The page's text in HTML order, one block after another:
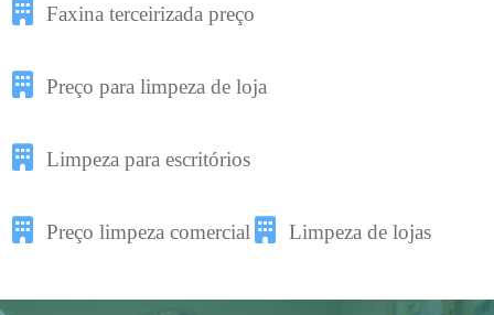
Faxina terceirizada preço
Preço para limpeza de loja
Limpeza para escritórios
Preço limpeza comercial Limpeza de lojas